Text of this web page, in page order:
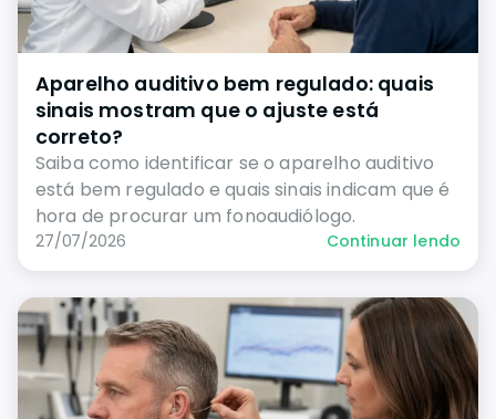
Aparelho auditivo bem regulado: quais
sinais mostram que o ajuste está
correto?
Saiba como identificar se o aparelho auditivo
está bem regulado e quais sinais indicam que é
hora de procurar um fonoaudiólogo.
27/07/2026 Continuar lendo